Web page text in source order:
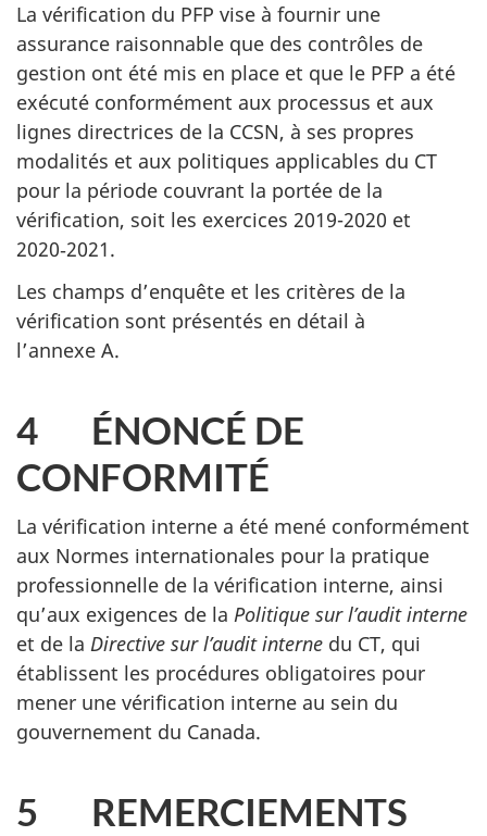
La vérification du PFP vise à fournir une
assurance raisonnable que des contrôles de
gestion ont été mis en place et que le PFP a été
exécuté conformément aux processus et aux
lignes directrices de la CCSN, à ses propres
modalités et aux politiques applicables du CT
pour la période couvrant la portée de la
vérification, soit les exercices 2019-2020 et
2020‑2021.
Les champs d’enquête et les critères de la
vérification sont présentés en détail à
l’annexe A.
4 ÉNONCÉ DE
CONFORMITÉ
La vérification interne a été mené conformément
aux Normes internationales pour la pratique
professionnelle de la vérification interne, ainsi
qu’aux exigences de la Politique sur l’audit interne
et de la Directive sur l’audit interne du CT, qui
établissent les procédures obligatoires pour
mener une vérification interne au sein du
gouvernement du Canada.
5 REMERCIEMENTS